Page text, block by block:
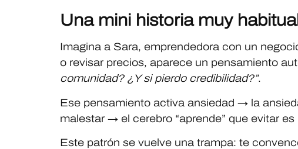
Una mini historia muy habitual
Imagina a Sara, emprendedora con un
o revisar precios, aparece un pensamiento
comunidad? ¿Y si pierdo credibilidad?”.
Ese pensamiento activa ansiedad → la
malestar → el cerebro “aprende” que evitar
Este patrón se vuelve una trampa: te